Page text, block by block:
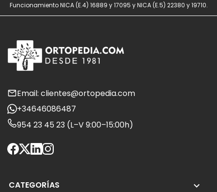
Funcionamiento NICA (E.4) 16889 y 17095 y NICA (E.5) 22380 y 19710.
Email: clientes@ortopedia.com
+34646086487
954 23 45 23 (L–V 9:00–15:00h)
CATEGORÍAS 